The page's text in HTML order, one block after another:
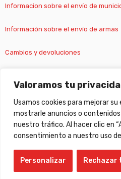
Valoramos tu
Usamos cookies para mejorar
mostrarle anuncios o
nuestro tráfico. Al hacer clic en
consentimiento a nuestro uso
Personalizar Rechazar
Informacion sobre el envío de
Información sobre el envío de armas
Cambios y devoluciones
Suscripción newsletter
© Gabilondo sport -